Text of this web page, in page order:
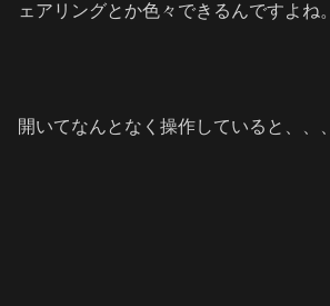
ェアリングとか色々できるんですよね。
開いてなんとなく操作していると、、、